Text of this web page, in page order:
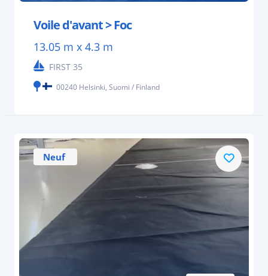
Voile d'avant > Foc
13.05 m x 4.3 m
FIRST 35
00240 Helsinki, Suomi / Finland
Neuf